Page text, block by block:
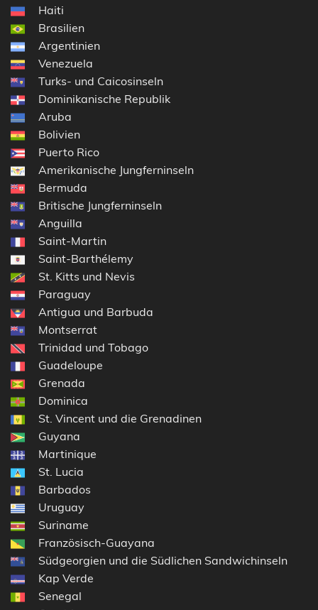
Haiti
Brasilien
Argentinien
Venezuela
Turks- und Caicosinseln
Dominikanische Republik
Aruba
Bolivien
Puerto Rico
Amerikanische Jungferninseln
Bermuda
Britische Jungferninseln
Anguilla
Saint-Martin
Saint-Barthélemy
St. Kitts und Nevis
Paraguay
Antigua und Barbuda
Montserrat
Trinidad und Tobago
Guadeloupe
Grenada
Dominica
St. Vincent und die Grenadinen
Guyana
Martinique
St. Lucia
Barbados
Uruguay
Suriname
Französisch-Guayana
Südgeorgien und die Südlichen Sandwichinseln
Kap Verde
Senegal